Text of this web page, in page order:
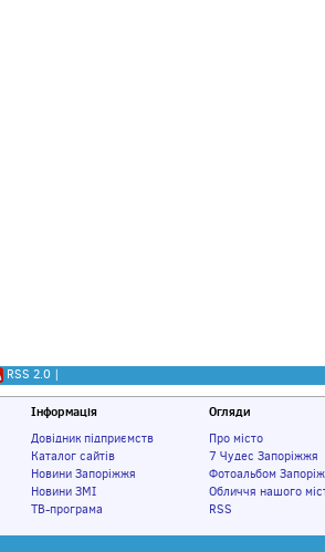
RSS 2.0 |
Інформація
Довідник підприємств
Каталог сайтів
Новини Запоріжжя
Новини ЗМІ
ТВ-програма
Огляди
Про місто
7 Чудес Запоріжжя
Фотоальбом
Обличчя нашого
RSS